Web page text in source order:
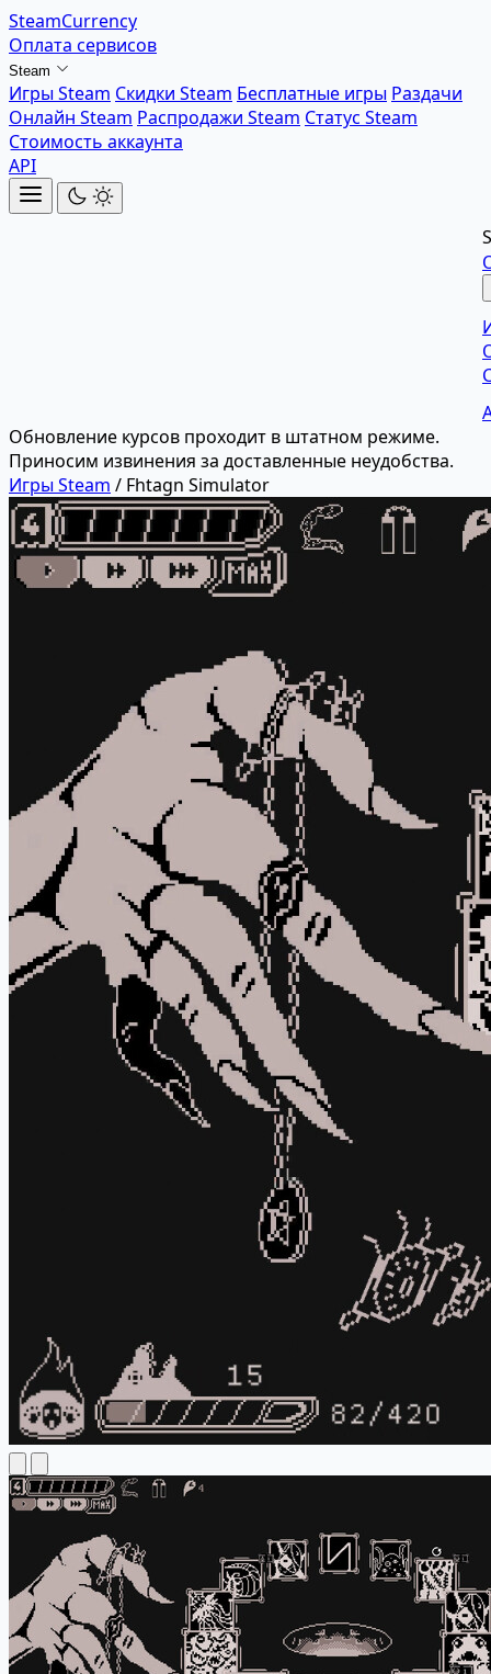
SteamCurrency
Оплата сервисов
Steam
Игры Steam Скидки Steam Бесплатные игры Раздачи
Онлайн Steam Распродажи Steam Статус Steam
Стоимость аккаунта
API
Обновление курсов проходит в штатном режиме.
Приносим извинения за доставленные неудобства.
Игры Steam / Fhtagn Simulator